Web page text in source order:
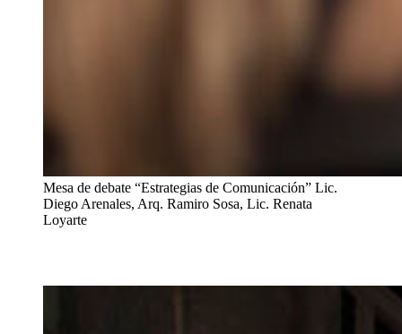
Mesa de debate “Estrategias de Comunicación” Lic.
Diego Arenales, Arq. Ramiro Sosa, Lic. Renata
Loyarte